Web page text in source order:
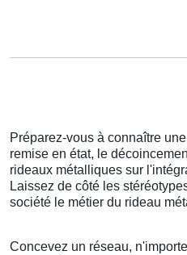
Préparez-vous à connaître
remise en état, le
rideaux métalliques sur
Laissez de côté les
société le métier du rideau
Concevez un réseau,